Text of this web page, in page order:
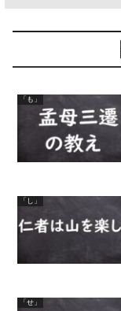
「も」
「し」
「せ」